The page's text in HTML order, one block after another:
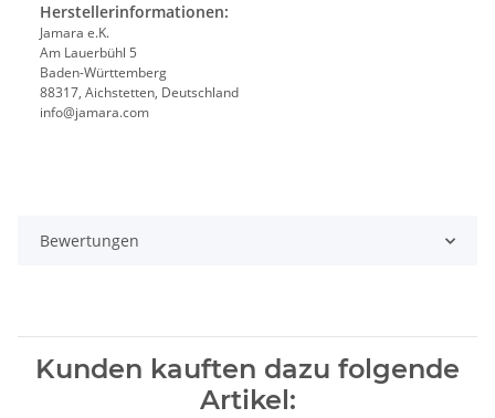
Herstellerinformationen:
Jamara e.K.
Am Lauerbühl 5
Baden-Württemberg
88317, Aichstetten, Deutschland
info@jamara.com
Bewertungen
Kunden kauften dazu folgende
Artikel: